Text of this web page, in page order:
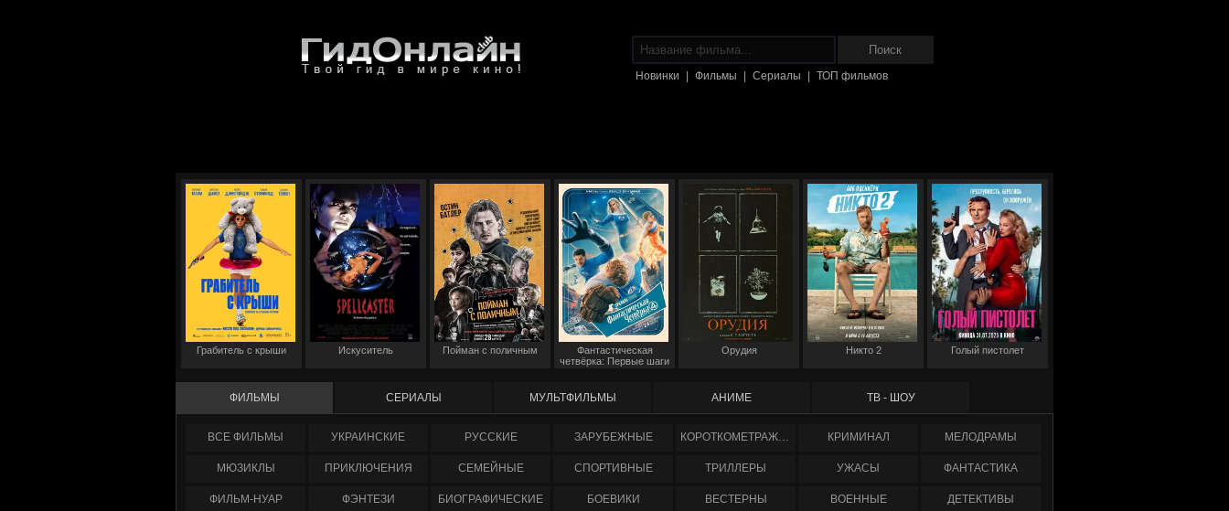
Новинки Фильмы Сериалы ТОП фильмов
Грабитель с крыши Искуситель Пойман с поличным
Фантастическая
четвёрка: Первые шаги
Орудия Никто 2 Голый пистолет
ФИЛЬМЫ СЕРИАЛЫ МУЛЬТФИЛЬМЫ АНИМЕ ТВ - ШОУ
ФИЛЬМЫ УКРАИНCКИЕ РУССКИЕ ЗАРУБЕЖНЫЕ КОРОТКОМЕТРАЖНЫЕ КРИМИНАЛ МЕЛОДРАМЫ
МЮЗИКЛЫ ПРИКЛЮЧЕНИЯ СЕМЕЙНЫЕ СПОРТИВНЫЕ ТРИЛЛЕРЫ УЖАСЫ ФАНТАСТИКА
ФИЛЬМ-НУАР ФЭНТЕЗИ БИОГРАФИЧЕСКИЕ БОЕВИКИ ВЕСТЕРНЫ ВОЕННЫЕ ДЕТЕКТИВЫ